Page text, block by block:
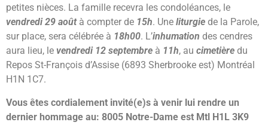
petites nièces. La famille recevra les condoléances, le
vendredi 29 aoûtà compter de 15h. Une liturgie de la Parole,
sur place, sera célébrée à 18h00. L’inhumation des cendres
aura lieu, le vendredi 12 septembre à 11h, au cimetière du
Repos St-François d’Assise (6893 Sherbrooke est) Montréal
H1N 1C7.
Vous êtes cordialement invité(e)s à venir lui rendre un
dernier hommage au: 8005 Notre-Dame est Mtl H1L 3K9